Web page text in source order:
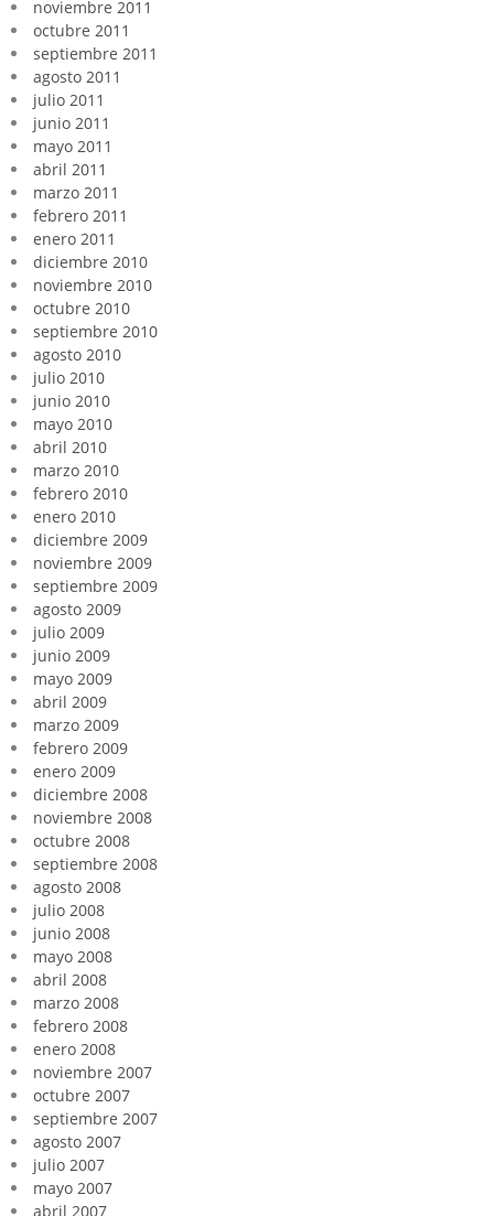
noviembre 2011
octubre 2011
septiembre 2011
agosto 2011
julio 2011
junio 2011
mayo 2011
abril 2011
marzo 2011
febrero 2011
enero 2011
diciembre 2010
noviembre 2010
octubre 2010
septiembre 2010
agosto 2010
julio 2010
junio 2010
mayo 2010
abril 2010
marzo 2010
febrero 2010
enero 2010
diciembre 2009
noviembre 2009
septiembre 2009
agosto 2009
julio 2009
junio 2009
mayo 2009
abril 2009
marzo 2009
febrero 2009
enero 2009
diciembre 2008
noviembre 2008
octubre 2008
septiembre 2008
agosto 2008
julio 2008
junio 2008
mayo 2008
abril 2008
marzo 2008
febrero 2008
enero 2008
noviembre 2007
octubre 2007
septiembre 2007
agosto 2007
julio 2007
mayo 2007
abril 2007